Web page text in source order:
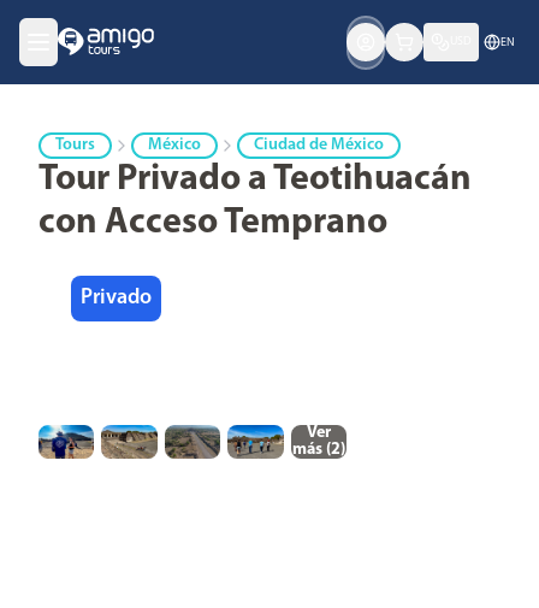
EN
Tours México Ciudad de México
Tour Privado a Teotihuacán
con Acceso Temprano
Privado
Ver
más (2)